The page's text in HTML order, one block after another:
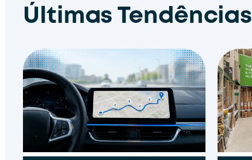
Últimas Tendências